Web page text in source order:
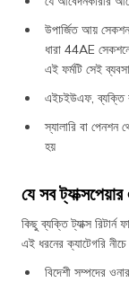
উপার্জিত আয়
ধারা 44AE
এই ফর্মটি সেই
এইচইউএফ, ব্যক্তি
স্যালারি বা পেনশন
হয়
যে সব
কিছু ব্যক্তি ট্যাক্স
এই ধরনের ক্যাটেগরি
বিদেশী সম্পদের